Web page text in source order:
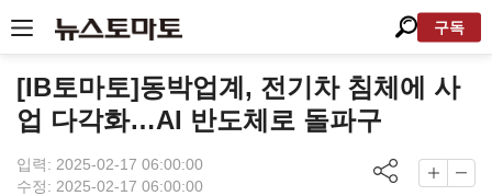
구독
[IB토마토]동박업계, 전기차 침체에 사
업 다각화…AI 반도체로 돌파구
입력: 2025-02-17 06:00:00
수정: 2025-02-17 06:00:00